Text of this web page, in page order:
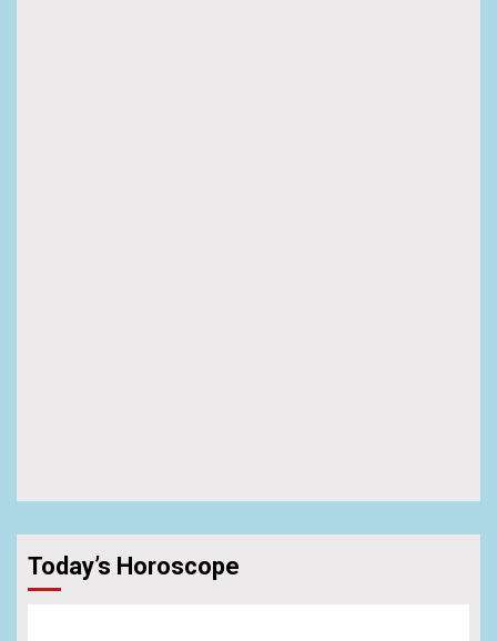
Today’s Horoscope